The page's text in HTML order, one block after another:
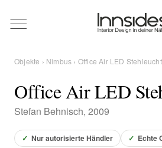
Magazin
Showrooms
Designer
Objekte › Nimbus › Office Air LED
Office Air LED
Stefan Behnisch, 2009
✓ Nur autorisierte Händler ✓ Echte